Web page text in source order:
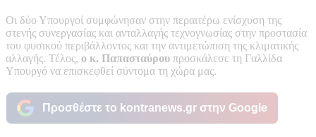
Οι δύο Υπουργοί συμφώνησαν στην περαιτέρω ενίσχυση της
στενής συνεργασίας και ανταλλαγής τεχνογνωσίας στην προστασία
του φυσικού περιβάλλοντος και την αντιμετώπιση της κλιματικής
αλλαγής. Τέλος, ο κ. Παπασταύρου προσκάλεσε τη Γαλλίδα
Υπουργό να επισκεφθεί σύντομα τη χώρα μας.
Προσθέστε το kontranews.gr στην Google